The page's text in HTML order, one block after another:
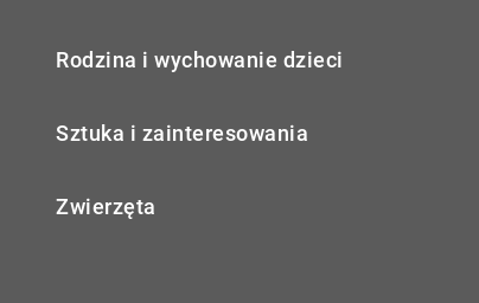
Rodzina i wychowanie dzieci
Sztuka i zainteresowania
Zwierzęta